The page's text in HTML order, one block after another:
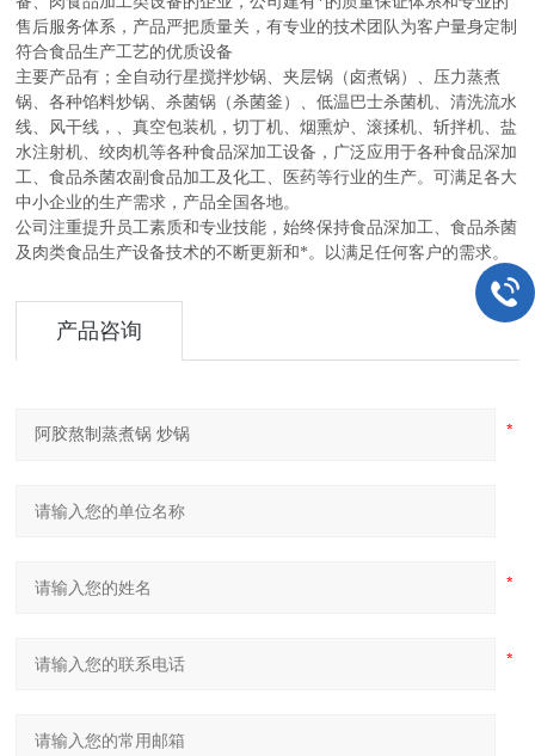
售后服务体系，产品严把质量关，有专业的技术团队为客户量身定制
符合食品生产工艺的优质设备
主要产品有；全自动行星搅拌炒锅、夹层锅（卤煮锅）、压力蒸煮
锅、各种馅料炒锅、杀菌锅（杀菌釜）、低温巴士杀菌机、清洗流水
线、风干线，、真空包装机，切丁机、烟熏炉、滚揉机、斩拌机、盐
水注射机、绞肉机等各种食品深加工设备，广泛应用于各种食品深加
工、食品杀菌农副食品加工及化工、医药等行业的生产。可满足各大
中小企业的生产需求，产品全国各地。
公司注重提升员工素质和专业技能，始终保持食品深加工、食品杀菌
及肉类食品生产设备技术的不断更新和*。以满足任何客户的需求。
产品咨询